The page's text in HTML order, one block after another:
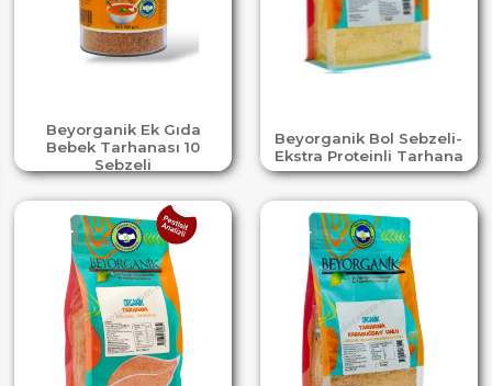
Beyorganik Ek Gıda
Bebek Tarhanası 10
Sebzeli
Beyorganik Bol Sebzeli-
Ekstra Proteinli Tarhana